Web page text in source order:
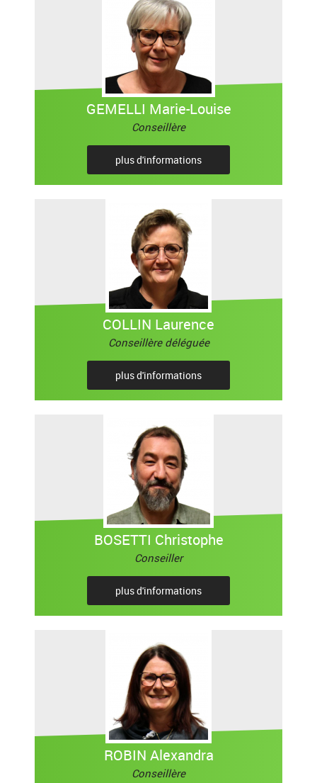
GEMELLI Marie-Louise
Conseillère
plus d'informations
COLLIN Laurence
Conseillère déléguée
plus d'informations
BOSETTI Christophe
Conseiller
plus d'informations
ROBIN Alexandra
Conseillère